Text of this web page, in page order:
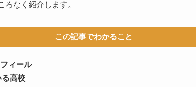
ろなく紹介します。
この記事でわかること
ィール
る高校